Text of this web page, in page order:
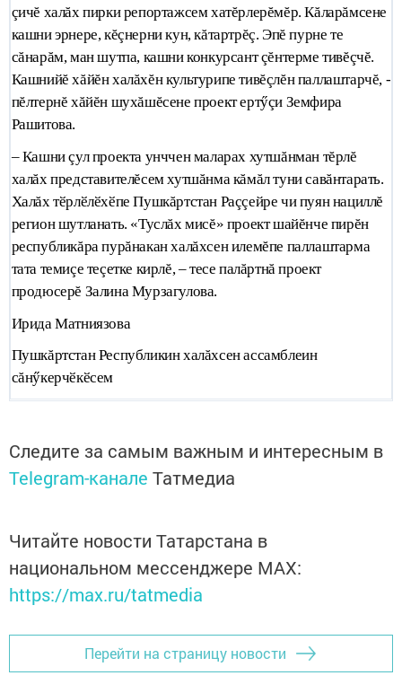
çичĕ халăх пирки репортажсем хатĕрлерĕмĕр. Кăларăмсене
кашни эрнере, кĕçнерни кун, кăтартрĕç. Эпĕ пурне те
сăнарăм, ман шутпа, кашни конкурсант çĕнтерме тивĕçчĕ.
Кашнийĕ хăйĕн халăхĕн культурипе тивĕçлĕн паллаштарчĕ, -
пĕлтернĕ хăйĕн шухăшĕсене проект ертӳçи Земфира
Рашитова.
– Кашни çул проекта унччен маларах хутшăнман тĕрлĕ
халăх представителĕсем хутшăнма кăмăл туни савăнтарать.
Халăх тӗрлӗлӗхӗпе Пушкăртстан Раççейре чи пуян нациллĕ
регион шутланать. «Туслăх мисĕ» проект шайĕнче пирĕн
республикăра пурăнакан халăхсен илемĕпе паллаштарма
тата темиçе теçетке кирлĕ, – тесе палăртнă проект
продюсерĕ Залина Мурзагулова.
Ирида Матниязова
Пушкăртстан Республикин халăхсен ассамблеин
сăнӳкерчӗкӗсем
Следите за самым важным и интересным в
Telegram-канале Татмедиа
Читайте новости Татарстана в
национальном мессенджере MАХ:
https://max.ru/tatmedia
Перейти на страницу новости